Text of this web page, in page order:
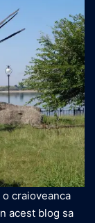
craioveanca
acest blog sa